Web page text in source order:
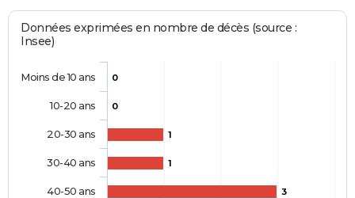
Données exprimées en nombre de décès (source :
Insee)
0
0
1
1
3
Moins de 10 ans
10-20 ans
20-30 ans
30-40 ans
40-50 ans